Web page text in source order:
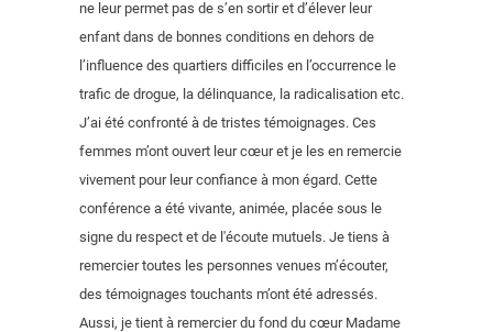
ne leur permet pas de s’en sortir et d’élever leur
enfant dans de bonnes conditions en dehors de
l’influence des quartiers difficiles en l’occurrence le
trafic de drogue, la délinquance, la radicalisation etc.
J’ai été confronté à de tristes témoignages. Ces
femmes m’ont ouvert leur cœur et je les en remercie
vivement pour leur confiance à mon égard. Cette
conférence a été vivante, animée, placée sous le
signe du respect et de l'écoute mutuels. Je tiens à
remercier toutes les personnes venues m’écouter,
des témoignages touchants m’ont été adressés.
Aussi, je tient à remercier du fond du cœur Madame